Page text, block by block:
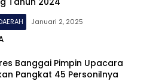
Januari 2, 2025
Banggai Pimpin Upacara
Pangkat 45 Personilnya